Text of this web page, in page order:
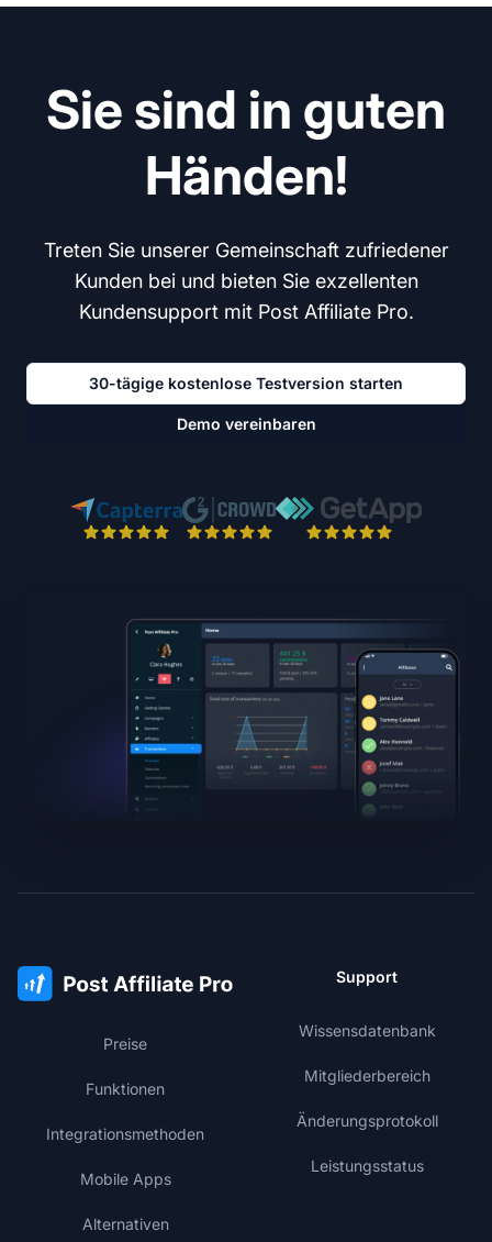
Sie sind in guten
Händen!
Treten Sie unserer Gemeinschaft zufriedener
Kunden bei und bieten Sie exzellenten
Kundensupport mit Post Affiliate Pro.
30-tägige kostenlose Testversion starten
Demo vereinbaren
Preise
Funktionen
Integrationsmethoden
Mobile Apps
Alternativen
Support
Wissensdatenbank
Mitgliederbereich
Änderungsprotokoll
Leistungsstatus